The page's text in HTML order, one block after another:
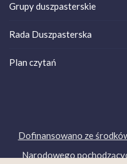
Grupy duszpasterskie
Rada Duszpasterska
Plan czytań
Dofinansowano ze
Narodowego